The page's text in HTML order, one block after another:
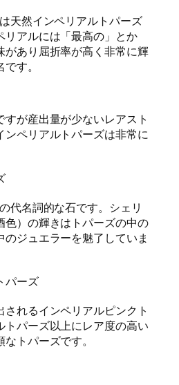
天然インペリアルトパーズ
リアルには「最高の」とか
があり屈折率が高く非常に輝
す。
が産出量が少ないレアスト
ンペリアルトパーズは非常に
代名詞的な石です。シェリ
色）の輝きはトパーズの中の
ジュエラーを魅了していま
パーズ
れるインペリアルピンクト
トパーズ以上にレア度の高い
トパーズです。